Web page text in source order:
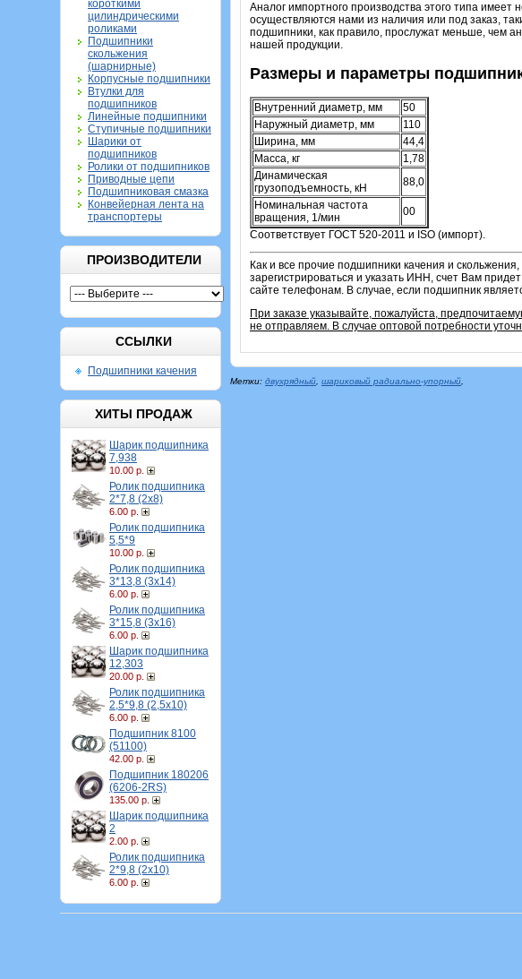
короткими
цилиндрическими
роликами
Подшипники
скольжения
(шарнирные)
Корпусные подшипники
Втулки для
подшипников
Линейные подшипники
Ступичные подшипники
Шарики от
подшипников
Ролики от подшипников
Приводные цепи
Подшипниковая смазка
Конвейерная лента на
транспортеры
ПРОИЗВОДИТЕЛИ
ССЫЛКИ
Подшипники качения
ХИТЫ ПРОДАЖ
Шарик подшипника
7,938
10.00 р.
Ролик подшипника
2*7,8 (2х8)
6.00 р.
Ролик подшипника
5,5*9
10.00 р.
Ролик подшипника
3*13,8 (3х14)
6.00 р.
Ролик подшипника
3*15,8 (3х16)
6.00 р.
Шарик подшипника
12,303
20.00 р.
Ролик подшипника
2,5*9,8 (2,5х10)
6.00 р.
Подшипник 8100
(51100)
42.00 р.
Подшипник 180206
(6206-2RS)
135.00 р.
Шарик подшипника
2
2.00 р.
Ролик подшипника
2*9,8 (2х10)
6.00 р.
Аналог импортного производства этого типа имеет
осуществляются нами из наличия или под заказ,
подшипники, как правило, прослужат меньше, чем
нашей продукции.
Размеры и параметры
Внутренний диаметр, мм
50
Наружный диаметр, мм
110
Ширина, мм
44,4
Масса, кг
1,78
Динамическая
грузоподъемность, кН
88,0
Номинальная частота
вращения, 1/мин
00
Соответствует ГОСТ 520-2011 и ISO (импорт).
Как и все прочие подшипники качения и скольжения,
зарегистрироваться и указать ИНН, счет Вам
сайте телефонам. В случае, если подшипник
При заказе указывайте, пожалуйста,
не отправляем. В случае оптовой потребности
Метки: двухрядный шариковый радиально-упорный